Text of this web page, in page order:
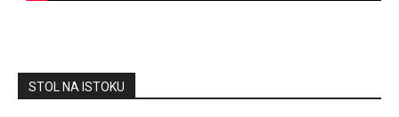
STOL NA ISTOKU